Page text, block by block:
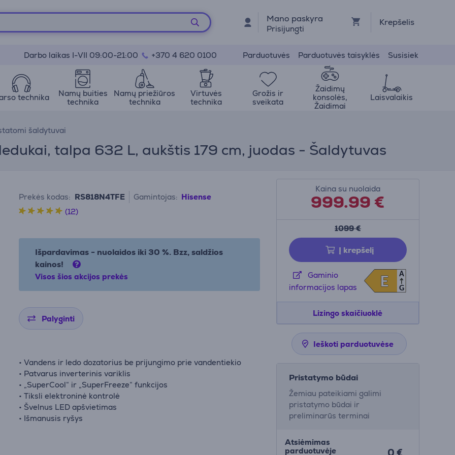
Mano paskyra
Prisijungti
Krepšelis
Darbo laikas I-VII 09:00-21:00 +370 4 620 0100 Parduotuvės Parduotuvės taisyklės Susisiek
technika
Namų buities
technika
Namų priežiūros
technika
Virtuvės
technika
Grožis ir
sveikata
Žaidimų
konsolės,
Žaidimai
Laisvalaikis
šaldytuvai
talpa 632 L, aukštis 179 cm, juodas - Šaldytuvas
Prekės kodas: RS818N4TFE Gamintojas: Hisense
(12)
Išpardavimas - nuolaidos iki 30 %. Bzz, saldžios
kainos!
Visos šios akcijos prekės
Palyginti
• Vandens ir ledo dozatorius be prijungimo prie vandentiekio
• Patvarus inverterinis variklis
• „SuperCool“ ir „SuperFreeze“ funkcijos
• Tiksli elektroninė kontrolė
• Švelnus LED apšvietimas
• Išmanusis ryšys
Kaina su nuolaida
999.99€
1099 €
Į krepšelį
Gaminio
informacijos lapas
E
E A
G
Lizingo skaičiuoklė
Ieškoti parduotuvėse
Pristatymo būdai
Žemiau pateikiami galimi
pristatymo būdai ir
preliminarūs terminai
Atsiėmimas
parduotuvėje